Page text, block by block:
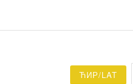
ЋИР/LAT